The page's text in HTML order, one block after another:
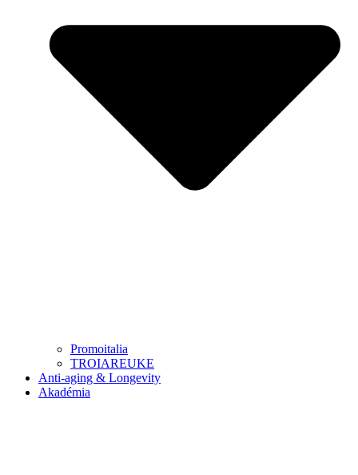
Promoitalia
TROIAREUKE
Anti-aging & Longevity
Akadémia